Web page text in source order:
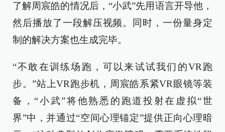
了解周宸皓的情况后，“小武”先用语言开导他，
然后播放了一段解压视频。同时，一份量身定
制的解决方案也生成完毕。
“不敢在训练场跑，可以来试试我们的VR跑
步。”站上VR跑步机，周宸皓系紧VR眼镜等装
备，“小武”将他熟悉的跑道投射在虚拟“世
界”中，并通过“空间心理锚定”提供正向心理暗